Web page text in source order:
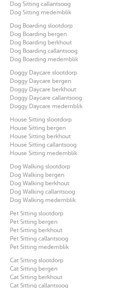
Dog Sitting callantsoog
Dog Sitting medemblik
Dog Boarding slootdorp
Dog Boarding bergen
Dog Boarding berkhout
Dog Boarding callantsoog
Dog Boarding medemblik
Doggy Daycare slootdorp
Doggy Daycare bergen
Doggy Daycare berkhout
Doggy Daycare callantsoog
Doggy Daycare medemblik
House Sitting slootdorp
House Sitting bergen
House Sitting berkhout
House Sitting callantsoog
House Sitting medemblik
Dog Walking slootdorp
Dog Walking bergen
Dog Walking berkhout
Dog Walking callantsoog
Dog Walking medemblik
Pet Sitting slootdorp
Pet Sitting bergen
Pet Sitting berkhout
Pet Sitting callantsoog
Pet Sitting medemblik
Cat Sitting slootdorp
Cat Sitting bergen
Cat Sitting berkhout
Cat Sitting callantsoog